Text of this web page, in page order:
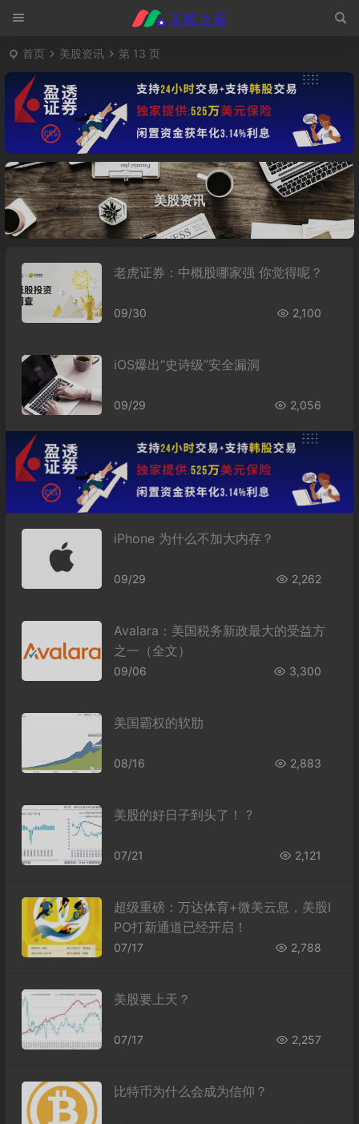
首页 美股资讯 第 13 页
美股资讯
老虎证券：中概股哪家强 你觉得呢？
09/30 2,100
iOS爆出“史诗级”安全漏洞
09/29 2,056
iPhone 为什么不加大内存？
09/29 2,262
Avalara：美国税务新政最大的受益方
之一（全文）
09/06 3,300
美国霸权的软肋
08/16 2,883
美股的好日子到头了！ ?
07/21 2,121
超级重磅：万达体育+微美云息，美股I
PO打新通道已经开启！
07/17 2,788
美股要上天？
07/17 2,257
比特币为什么会成为信仰？